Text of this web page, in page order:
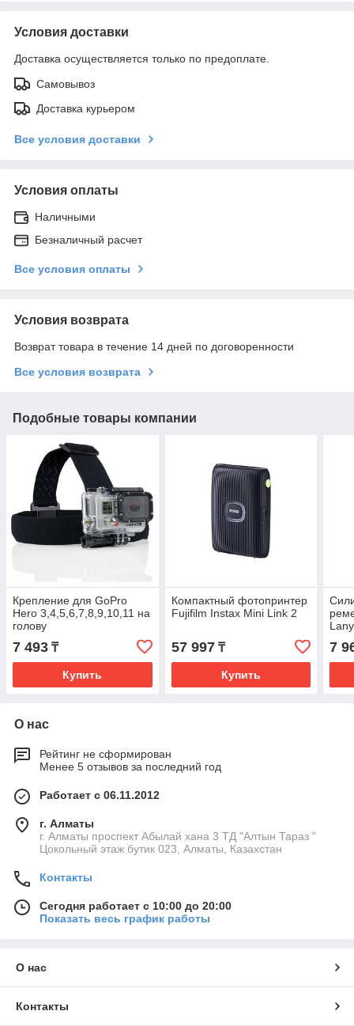
Условия доставки
Доставка осуществляется только по предоплате.
Самовывоз
Доставка курьером
Все условия доставки
Условия оплаты
Наличными
Безналичный расчет
Все условия оплаты
Условия возврата
Возврат товара в течение 14 дней по договоренности
Все условия возврата
Подобные товары компании
Крепление для GoPro
Hero 3,4,5,6,7,8,9,10,11 на
голову
7 493 ₸
Купить
Компактный фотопринтер
Fujifilm Instax Mini Link 2
57 997₸
Купить
7
О нас
Рейтинг не сформирован
Менее 5 отзывов за последний год
Работает с 06.11.2012
г. Алматы
г. Алматы проспект Абылай хана 3 ТД "Алтын Тараз "
Цокольный этаж бутик 023, Алматы, Казахстан
Контакты
Сегодня работает с 10:00 до 20:00
Показать весь график работы
О нас
Контакты